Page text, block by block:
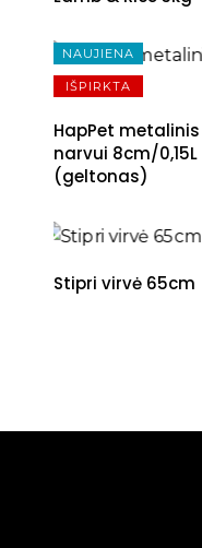
NAUJIENA
IŠPIRKTA
HapPet
narvui 8cm/0,15L
(geltonas)
Stipri virvė 65cm